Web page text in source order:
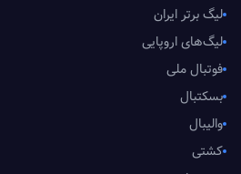
لیگ برتر ایران
لیگ‌های اروپایی
فوتبال ملی
بسکتبال
والیبال
کشتی